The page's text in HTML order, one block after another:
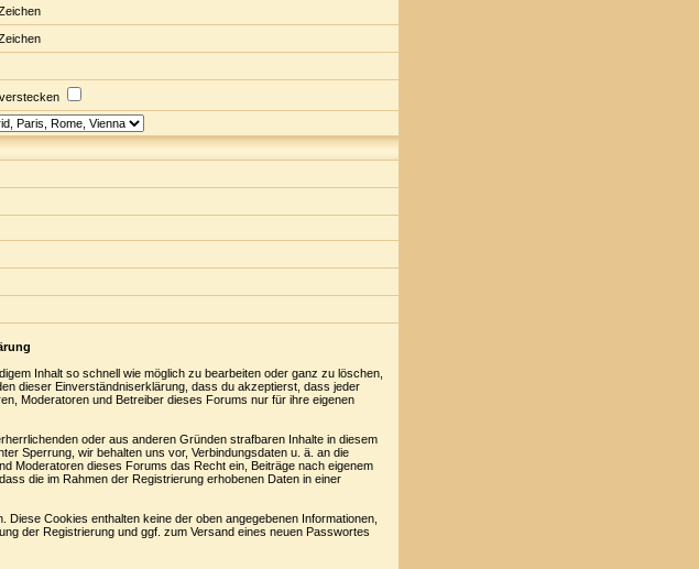
verstecken
Inhalt so schnell wie möglich zu bearbeiten oder ganz zu löschen,
dieser Einverständniserklärung, dass du akzeptierst, dass jeder
Moderatoren und Betreiber dieses Forums nur für ihre eigenen
oder aus anderen Gründen strafbaren Inhalte in diesem
Sperrung, wir behalten uns vor, Verbindungsdaten u. ä. an die
Moderatoren dieses Forums das Recht ein, Beiträge nach eigenem
die im Rahmen der Registrierung erhobenen Daten in einer
Cookies enthalten keine der oben angegebenen Informationen,
der Registrierung und ggf. zum Versand eines neuen Passwortes